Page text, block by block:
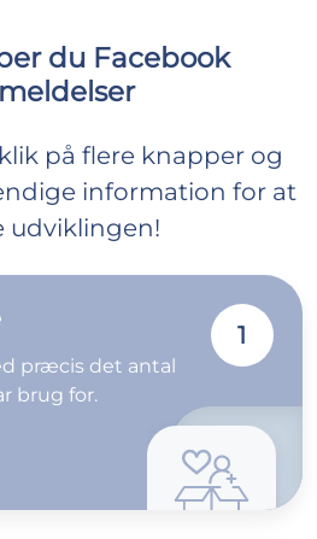
du Facebook
på flere knapper og
information for at
udviklingen!
præcis det antal
brug for.
1